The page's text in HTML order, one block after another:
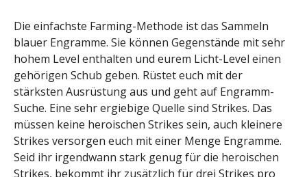
Die einfachste Farming-Methode ist das Sammeln
blauer Engramme. Sie können Gegenstände mit sehr
hohem Level enthalten und eurem Licht-Level einen
gehörigen Schub geben. Rüstet euch mit der
stärksten Ausrüstung aus und geht auf Engramm-
Suche. Eine sehr ergiebige Quelle sind Strikes. Das
müssen keine heroischen Strikes sein, auch kleinere
Strikes versorgen euch mit einer Menge Engramme.
Seid ihr irgendwann stark genug für die heroischen
Strikes, bekommt ihr zusätzlich für drei Strikes pro